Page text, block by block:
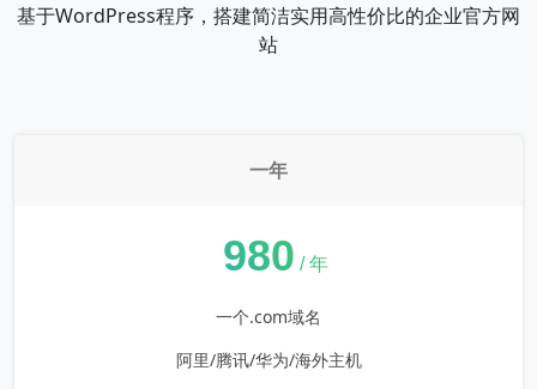
基于WordPress程序，搭建简洁实用高性价比的企业官方网
站
一年
980 / 年
一个.com域名
阿里/腾讯/华为/海外主机